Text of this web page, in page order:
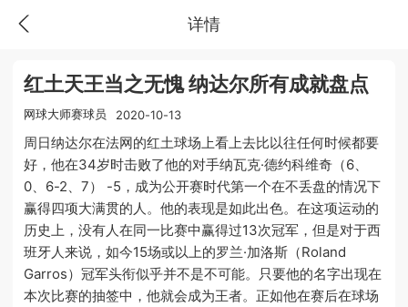
详情
红土天王当之无愧 纳达尔所有成就盘点
网球大师赛球员 2020-10-13
周日纳达尔在法网的红土球场上看上去比以往任何时候都要
好，他在34岁时击败了他的对手纳瓦克·德约科维奇（6、
0、6-2、7） -5，成为公开赛时代第一个在不丢盘的情况下
赢得四项大满贯的人。他的表现是如此出色。在这项运动的
历史上，没有人在同一比赛中赢得过13次冠军，但是对于西
班牙人来说，如今15场或以上的罗兰·加洛斯（Roland
Garros）冠军头衔似乎并不是不可能。只要他的名字出现在
本次比赛的抽签中，他就会成为王者。正如他在赛后在球场